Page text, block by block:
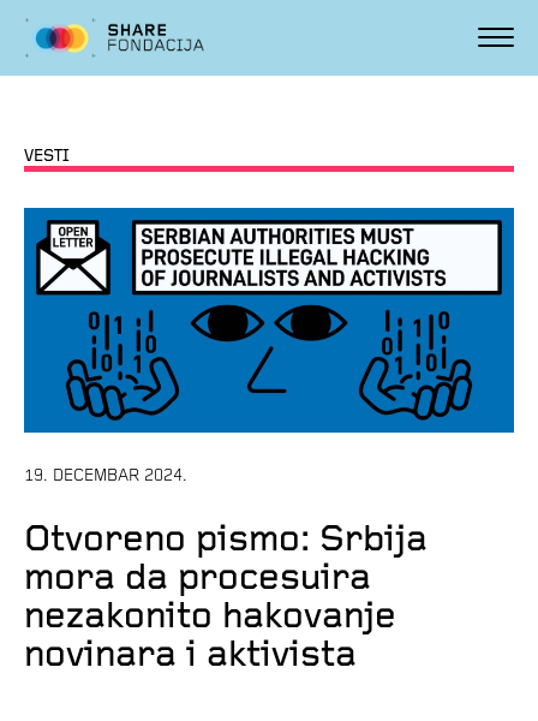
VESTI
19. DECEMBAR 2024.
Otvoreno pismo: Srbija
mora da procesuira
nezakonito hakovanje
novinara i aktivista